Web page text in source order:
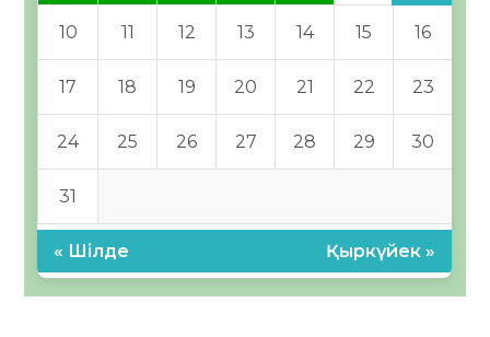
10 11 12 13 14 15 16
17 18 19 20 21 22 23
24 25 26 27 28 29 30
31
« Шілде Қыркүйек »